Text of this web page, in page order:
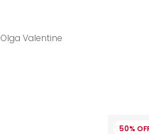
Olga Valentine
50%